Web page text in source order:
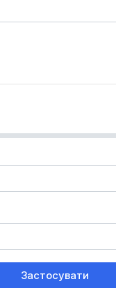
Застосувати